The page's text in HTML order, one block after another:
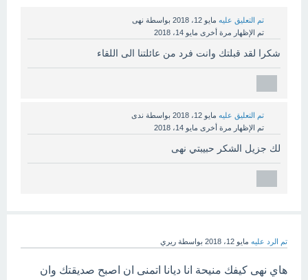
تم التعليق عليه مايو 12، 2018 بواسطة نهى
تم الإظهار مرة أخرى مايو 14، 2018
شكرا لقد قبلتك وانت فرد من عائلتنا الى اللقاء
تم التعليق عليه مايو 12، 2018 بواسطة ندى
تم الإظهار مرة أخرى مايو 14، 2018
لك جزيل الشكر حبيبتي نهى
تم الرد عليه مايو 12، 2018 بواسطة ريري
هاي نهى كيفك منيحة انا ديانا اتمنى ان اصبح صديقتك وان